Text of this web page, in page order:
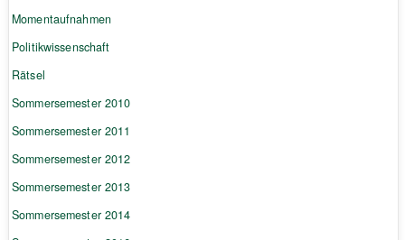
Momentaufnahmen
Politikwissenschaft
Rätsel
Sommersemester 2010
Sommersemester 2011
Sommersemester 2012
Sommersemester 2013
Sommersemester 2014